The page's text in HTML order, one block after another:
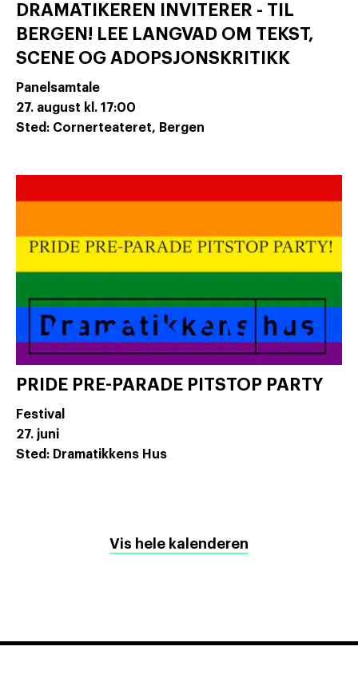
DRAMATIKEREN INVITERER - TIL
BERGEN! LEE LANGVAD OM TEKST,
SCENE OG ADOPSJONSKRITIKK
Panelsamtale
27. august kl. 17:00
Sted: Cornerteateret, Bergen
PRIDE PRE-PARADE PITSTOP PARTY
Festival
27. juni
Sted: Dramatikkens Hus
Vis hele kalenderen